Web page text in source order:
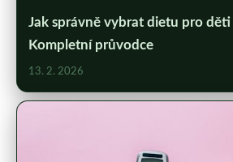
Jak správně vybrat dietu pro
Kompletní průvodce
13. 2. 2026